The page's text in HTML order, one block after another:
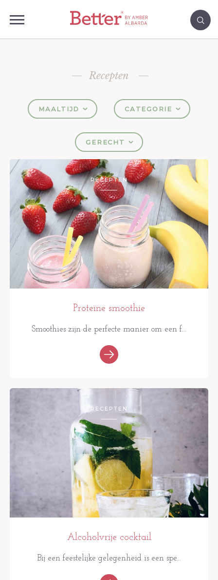
Recepten
MAALTIJD CATEGORIE
GERECHT
RECEPTEN
Proteïne smoothie
Smoothies zijn de perfecte manier om een f...
RECEPTEN
Alcoholvrije cocktail
Bij een feestelijke gelegenheid is een spe...